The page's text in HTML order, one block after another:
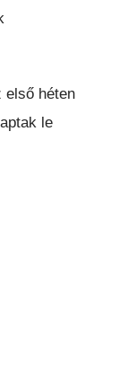
első héten
le